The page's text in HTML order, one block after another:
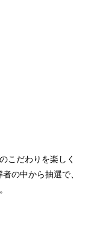
こだわりを楽しく
の中から抽選で、